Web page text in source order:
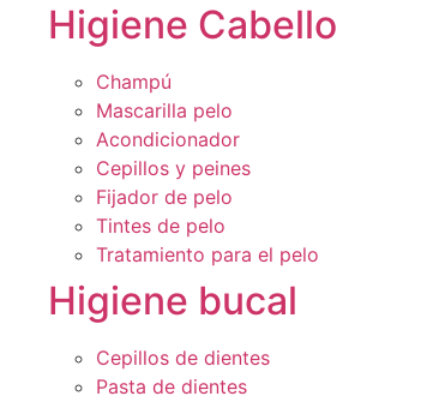
Higiene Cabello
Champú
Mascarilla pelo
Acondicionador
Cepillos y peines
Fijador de pelo
Tintes de pelo
Tratamiento para el pelo
Higiene bucal
Cepillos de dientes
Pasta de dientes